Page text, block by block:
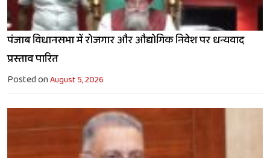
पंजाब विधानसभा में रोजगार और औद्योगिक निवेश पर धन्यवाद
प्रस्ताव पारित
Posted onAugust 5, 2026